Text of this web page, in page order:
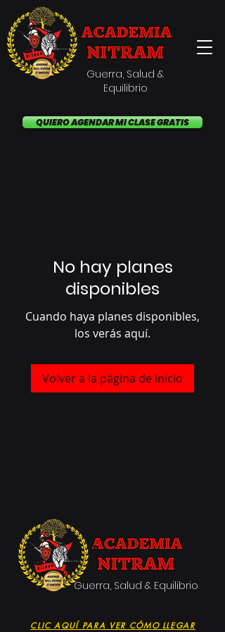
Guerra, Salud &
Equilibrio
'
QUIERO AGENDAR MI CLASE GRATIS
No hay planes
disponibles
Cuando haya planes disponibles,
los verás aquí.
Volver a la página de inicio
'
Guerra, Salud & Equilibrio
CLIC AQUÍ PARA VER CÓMO LLEGAR